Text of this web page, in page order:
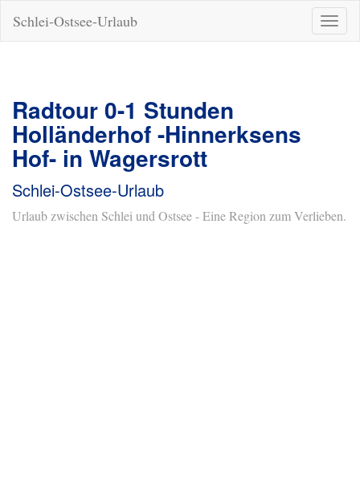
ein-/
Schlei-Ostsee-Urlaub
Radtour 0-1 Stunden
Holländerhof -Hinnerksens
Hof- in Wagersrott
Schlei-Ostsee-Urlaub
Urlaub zwischen Schlei und Ostsee - Eine Region zum Verlieben.